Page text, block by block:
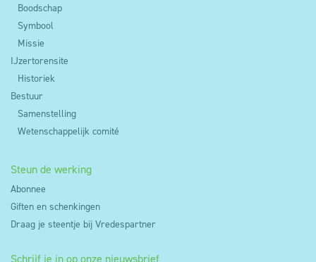
Boodschap
Symbool
Missie
IJzertorensite
Historiek
Bestuur
Samenstelling
Wetenschappelijk comité
Steun de werking
Abonnee
Giften en schenkingen
Draag je steentje bij Vredespartner
Schrijf je in op onze nieuwsbrief